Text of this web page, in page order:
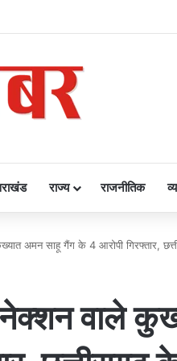
राज्य राजनीतिक
अमन साहू गैंग के 4 आरोपी गिरफ्तार,
वाले